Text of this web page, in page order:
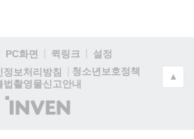
PC화면 퀵링크
설정
정보처리방침
청소년보호정책
법촬영물신고안내
(주)
인
▲